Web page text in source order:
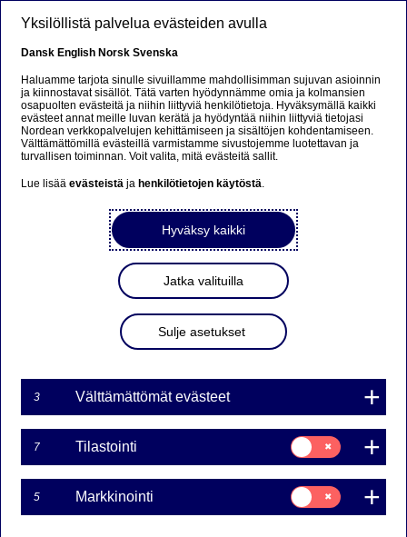
Peliyhtiön on huolehdittava
työympäristön
turvallisuudesta
Nordean Tähtirahastojen sijoituksista löytyvässä peliyhtiö
Activision Blizzardissa ilmeni syytöksiä seksuaalisesta
häirinnästä ja myrkyllisestä työilmapiiristä. Vaikka yhtiö
on jo osittain parantanut toimintatapojaan, vaaditaan
yhtiöltä jatkossa sitovampia tavoitteita ja parempia
prosesseja väärinkäytösten ratkaisemiseksi.
01. HELMIKUU 2023 5
Aktiivinen omistajuus Rahasto
Maailmanlaajuinen Kestävä kehitys
YK:n tavoitteet
Yksilöllistä palvelua evästeiden avulla
Dansk English Norsk Svenska
Haluamme tarjota sinulle sivuillamme mahdollisimman sujuvan asioinnin
ja kiinnostavat sisällöt. Tätä varten hyödynnämme omia ja kolmansien
osapuolten evästeitä ja niihin liittyviä henkilötietoja. Hyväksymällä kaikki
evästeet annat meille luvan kerätä ja hyödyntää niihin liittyviä tietojasi
Nordean verkkopalvelujen kehittämiseen ja sisältöjen kohdentamiseen.
Välttämättömillä evästeillä varmistamme sivustojemme luotettavan ja
turvallisen toiminnan. Voit valita, mitä evästeitä sallit.
Lue lisääevästeistä ja henkilötietojen käytöstä.
Hyväksy kaikki
Jatka valituilla
Sulje asetukset
3 Välttämättömät evästeet
7 Tilastointi
Suostumusvalinta:
Tilastointi
5 Markkinointi
Suostumusvalinta:
Markkinointi